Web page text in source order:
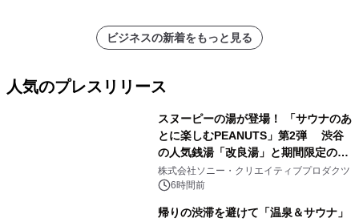
ビジネスの新着をもっと見る
人気のプレスリリース
スヌーピーの湯が登場！ 「サウナのあ
とに楽しむPEANUTS」第2弾 渋谷
の人気銭湯「改良湯」と期間限定のコ
ラボレーション サウナイキタイコラ
ボグッズも発売決定！
株式会社ソニー・クリエイティブプロダクツ
6時間前
帰りの渋滞を避けて「温泉＆サウナ」